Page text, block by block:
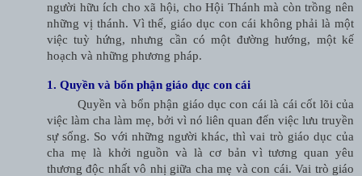
người hữu ích cho xã hội, cho Hội Thánh mà còn trồng nên
những vị thánh. Vì thế, giáo dục con cái không phải là một
việc tuỳ hứng, nhưng cần có một đường hướng, một kế
hoạch và những phương pháp.
1. Quyền và bổn phận giáo dục con cái
Quyền và bổn phận giáo dục con cái là cái cốt lõi của
việc làm cha làm mẹ, bởi vì nó liên quan đến việc lưu truyền
sự sống. So với những người khác, thì vai trò giáo dục của
cha mẹ là khởi nguồn và là cơ bản vì tương quan yêu
thương độc nhất vô nhị giữa cha mẹ và con cái. Vai trò giáo